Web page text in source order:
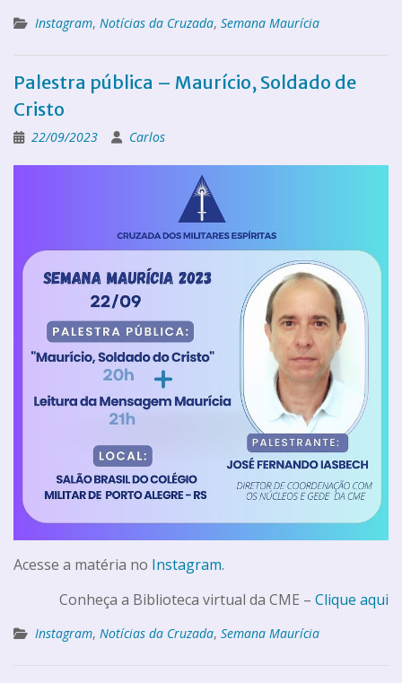
Instagram, Notícias da Cruzada, Semana Maurícia
Palestra pública – Maurício, Soldado de
Cristo
22/09/2023 Carlos
Acesse a matéria no Instagram.
Conheça a Biblioteca virtual da CME – Clique aqui
Instagram, Notícias da Cruzada, Semana Maurícia